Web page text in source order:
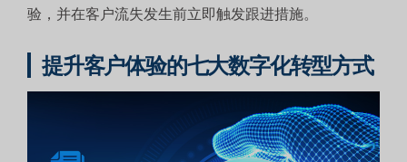
验，并在客户流失发生前立即触发跟进措施。
提升客户体验的七大数字化转型方式